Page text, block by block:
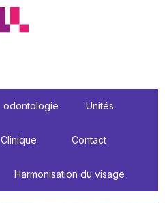
odontologie Unités
Clinique Contact
Harmonisation du visage